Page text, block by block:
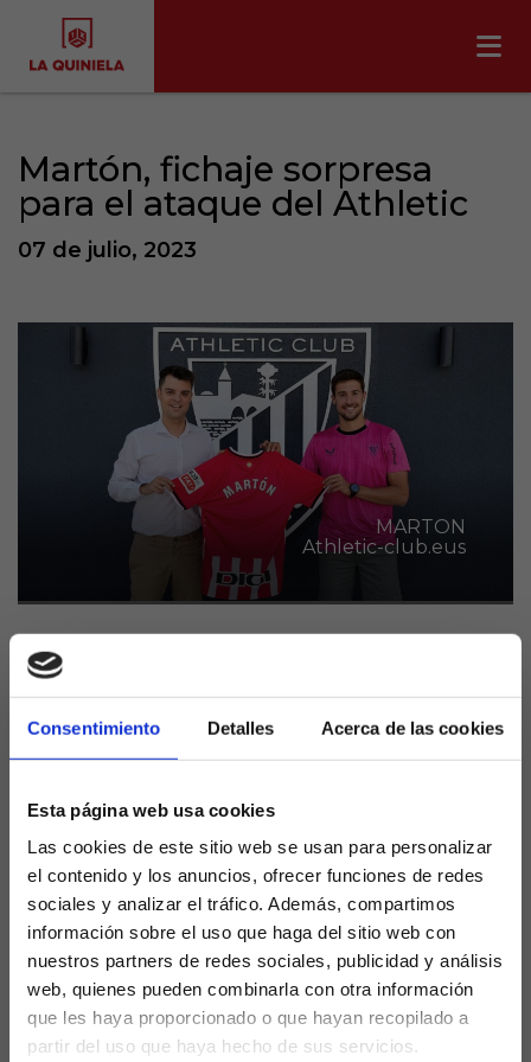
Consentimiento Detalles Acerca de las cookies
Esta página web usa cookies
Las cookies de este sitio web se usan para personalizar
el contenido y los anuncios, ofrecer funciones de redes
sociales y analizar el tráfico. Además, compartimos
información sobre el uso que haga del sitio web con
nuestros partners de redes sociales, publicidad y análisis
web, quienes pueden combinarla con otra información
que les haya proporcionado o que hayan recopilado a
partir del uso que haya hecho de sus servicios.
Martón, fichaje sorpresa
para el ataque del Athletic
07 de julio, 2023
MARTON
Athletic-club.eus
El Athletic Club ha apostado para su ataque por
Javier Martón, delantero que llega como
agente libre tras finalizar contrato con el eterno
rival, la Real Sociedad.
El delantero nacido en 1999 militaba en el filial Txuri
Urdin, con el que anotó el pasado curso 12 goles,
pero decidió no apostar por su continuidad tras
saber que podría tener una oportunidad en el once
de Valverde.
Hoy arrancará la pretemporada con el resto del
plantel y será el Txingurri el que decidirá si se queda
con él o se procede a traspasarlo a préstamo para
que sume minutos en un Primera.